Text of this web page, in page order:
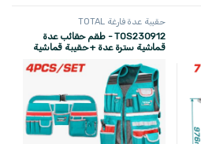
حقيبة عدة فارغة TOTAL
TOS230912 - طقم حقائب عدة
قماشية سترة عدة + حقيبة قماشية
حقيبة قماشية 16 انش ماركة TOTAL